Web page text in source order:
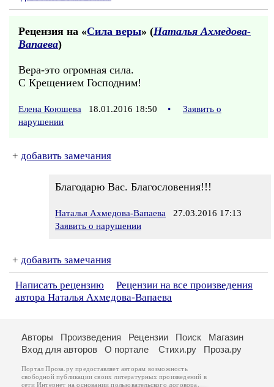
Рецензия на «Сила веры» (Наталья Ахмедова-
Вапаева)
Вера-это огромная сила.
С Крещением Господним!
Елена Коюшева 18.01.2016 18:50 •
Заявить о
нарушении
+ добавить замечания
Благодарю Вас. Благословения!!!
Наталья Ахмедова-Вапаева 27.03.2016 17:13
Заявить о нарушении
+ добавить замечания
Написать рецензию
Рецензии на все произведения
автора Наталья Ахмедова-Вапаева
Авторы Произведения Рецензии Поиск
Магазин
Вход для авторов
О портале Стихи.ру Проза.ру
Портал Проза.ру предоставляет авторам возможность
свободной публикации своих литературных произведений в
сети Интернет на основаниипользовательского договора